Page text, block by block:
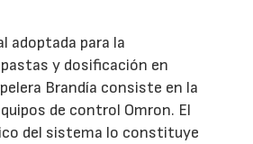
adoptada para la
y dosificación en
Brandía consiste en la
de control Omron. El
del sistema lo constituye